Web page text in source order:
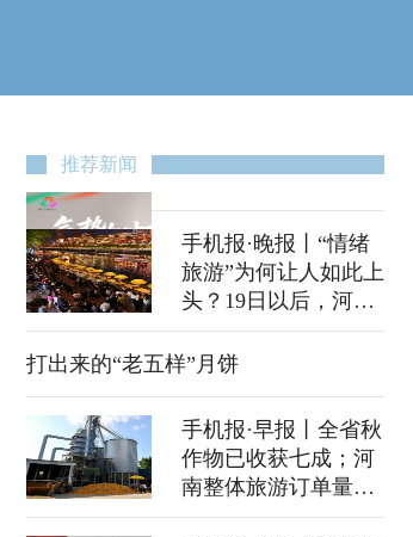
推荐新闻
手机报·晚报丨“情绪
旅游”为何让人如此上
头？19日以后，河南
连阴雨过程有望结束
打出来的“老五样”月饼
手机报·早报丨全省秋
作物已收获七成；河
南整体旅游订单量同
比增长10%